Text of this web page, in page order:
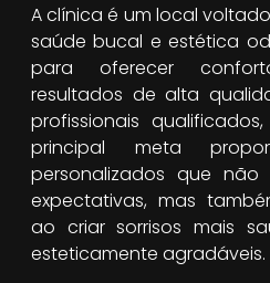
A clínica é um local
saúde bucal e estética
para oferecer
resultados de alta
profissionais
principal meta
personalizados que
expectativas, mas
ao criar sorrisos mais
esteticamente agradáveis.